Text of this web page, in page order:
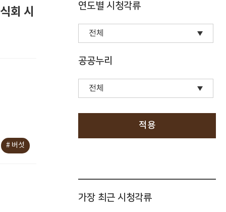
회 시
# 버섯
연도별 시청각류
공공누리
적용
가장 최근 시청각류